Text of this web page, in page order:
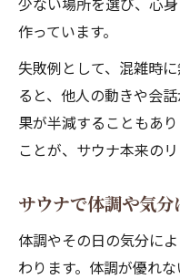
作っています。
失敗例として、混雑時
ると、他人の動きや会
果が半減することもあ
ことが、サウナ本来の
サウナで体調や気
体調やその日の気分に
わります。体調が優れ